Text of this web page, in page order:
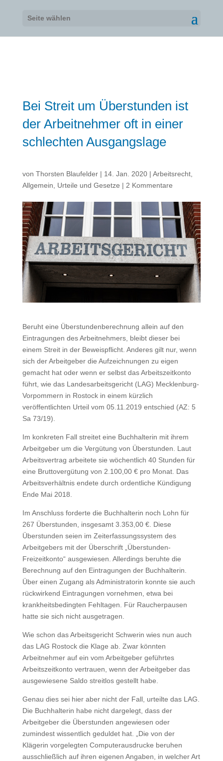
Seite wählen
Bei Streit um Überstunden ist
der Arbeitnehmer oft in einer
schlechten Ausgangslage
von Thorsten Blaufelder| 14. Jan. 2020| Arbeitsrecht,
Allgemein
Urteile und Gesetze | 2 Kommentare
Beruht eine Überstundenberechnung allein auf den
Eintragungen des Arbeitnehmers, bleibt dieser bei
einem Streit in der Beweispflicht. Anderes gilt nur, wenn
sich der Arbeitgeber die Aufzeichnungen zu eigen
gemacht hat oder wenn er selbst das Arbeitszeitkonto
führt, wie das Landesarbeitsgericht (LAG) Mecklenburg-
Vorpommern in Rostock in einem kürzlich
veröffentlichten Urteil vom 05.11.2019 entschied (AZ: 5
Sa 73/19).
Im konkreten Fall streitet eine Buchhalterin mit ihrem
Arbeitgeber um die Vergütung von Überstunden. Laut
Arbeitsvertrag arbeitete sie wöchentlich 40 Stunden für
eine Bruttovergütung von 2.100,00 € pro Monat. Das
Arbeitsverhältnis endete durch ordentliche Kündigung
Ende Mai 2018.
Im Anschluss forderte die Buchhalterin noch Lohn für
267 Überstunden, insgesamt 3.353,00 €. Diese
Überstunden seien im Zeiterfassungssystem des
Arbeitgebers mit der Überschrift „Überstunden-
Freizeitkonto“ ausgewiesen. Allerdings beruhte die
Berechnung auf den Eintragungen der Buchhalterin.
Über einen Zugang als Administratorin konnte sie auch
rückwirkend Eintragungen vornehmen, etwa bei
krankheitsbedingten Fehltagen. Für Raucherpausen
hatte sie sich nicht ausgetragen.
Wie schon das Arbeitsgericht Schwerin wies nun auch
das LAG Rostock die Klage ab. Zwar könnten
Arbeitnehmer auf ein vom Arbeitgeber geführtes
Arbeitszeitkonto vertrauen, wenn der Arbeitgeber das
ausgewiesene Saldo streitlos gestellt habe.
Genau dies sei hier aber nicht der Fall, urteilte das LAG.
Die Buchhalterin habe nicht dargelegt, dass der
Arbeitgeber die Überstunden angewiesen oder
zumindest wissentlich geduldet hat. „Die von der
Klägerin vorgelegten Computerausdrucke beruhen
ausschließlich auf ihren eigenen Angaben, in welcher Art